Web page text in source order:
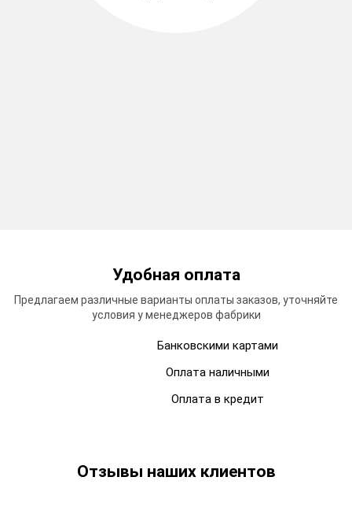
Удобная оплата
Предлагаем различные варианты оплаты заказов, уточняйте
условия у менеджеров фабрики
Банковскими картами
Оплата наличными
Оплата в кредит
Отзывы наших клиентов